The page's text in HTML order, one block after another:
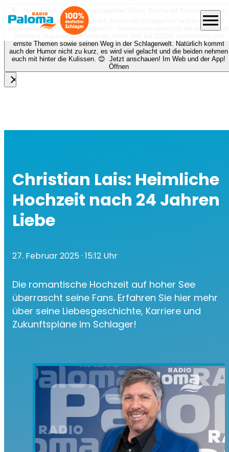
🎙️✨ Neue Folge „Keiner ist schlagerfrei“!
Diese Woche ist Norman Langen
bei Nora zu Gast beim Podcast „Keiner ist schlagerfrei“ und es erwartet
euch ein richtig schönes Gespräch! Gemeinsam sprechen die beiden über
Normans musikalische Anfänge, seine Zeit bei DSDS, persönliche und
ernste Themen sowie seinen Weg in der Schlagerwelt. Natürlich kommt
auch der Humor nicht zu kurz, es wird viel gelacht und die beiden nehmen
euch mit hinter die Kulissen. 😊 Jetzt anschauen! Im Web und der App!
Öffnen
close
menu
Christian Lais: Heimliche
Hochzeit nach 24 Jahren
Liebe
27. Februar 2025· 15:12 Uhr
Die romantische Hochzeit auf hoher See
überrascht seine Fans. Erfahren Sie hier mehr
über seine Liebesgeschichte, Karriere und
Zukunftspläne im Schlager!